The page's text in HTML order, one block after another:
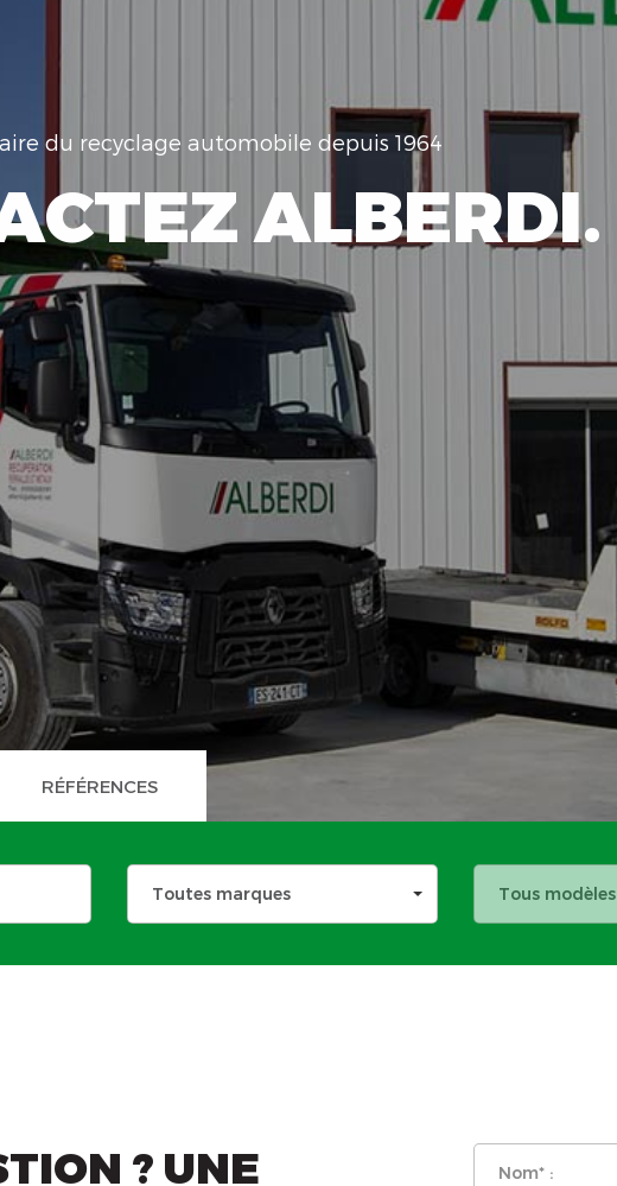
du recyclage automobile depuis 1964
ALBERDI.
RÉFÉRENCES
Toutes marques Tous modèles
? UNE